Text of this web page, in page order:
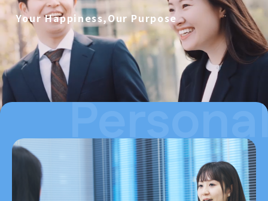
Your Happi ness,Our Purpose